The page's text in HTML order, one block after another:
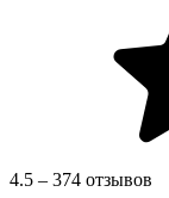
4.5 – 374 отзывов